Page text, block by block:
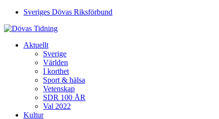
Sveriges Dövas Riksförbund
Aktuellt
Sverige
Världen
I korthet
Sport & hälsa
Vetenskap
SDR 100 ÅR
Val 2022
Kultur